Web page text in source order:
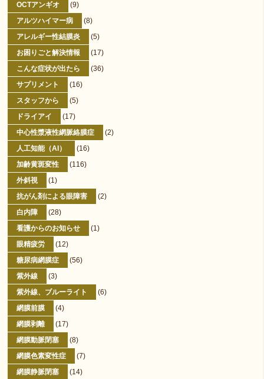
OCTアンギオ
(9)
アルツハイマー病
(8)
アレルギー性結膜炎
(5)
お困りごと解決情報
(17)
こんな症状が出たら
(36)
サプリメント
(16)
スタッフから
(5)
ドライアイ
(17)
中心性漿液性網脈絡膜症
(2)
人工知能（AI）
(16)
加齢黄斑変性
(116)
外斜視
(1)
抗がん剤による眼障害
(2)
白内障
(28)
看護からのお知らせ
(1)
眼精疲労
(12)
糖尿病網膜症
(56)
紫外線
(3)
紫外線、ブルーライト
(6)
網膜前膜
(4)
網膜剥離
(17)
網膜動脈閉塞
(8)
網膜色素変性症
(7)
網膜静脈閉塞
(14)